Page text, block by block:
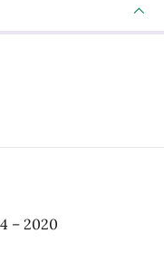
– 2020